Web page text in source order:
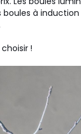
boules à induction
!